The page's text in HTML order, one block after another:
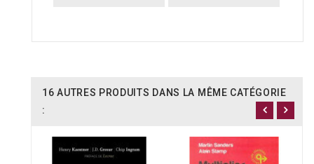
16 AUTRES PRODUITS DANS LA MÊME CATÉGORIE
: